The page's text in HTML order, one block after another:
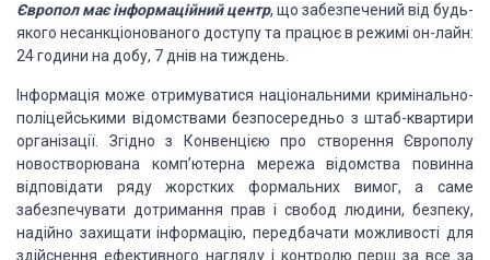
Європол має інформаційний центр, що забезпечений від будь-
якого несанкціонованого доступу та працює в режимі он-лайн:
24 години на добу, 7 днів на тиждень.
Інформація може отримуватися національними кримінально-
поліцейськими відомствами безпосередньо з штаб-квартири
організації. Згідно з Конвенцією про створення Європолу
новостворювана комп’ютерна мережа відомства повинна
відповідати ряду жорстких формальних вимог, а саме
забезпечувати дотримання прав і свобод людини, безпеку,
надійно захищати інформацію, передбачати можливості для
здійснення ефективного нагляду і контролю перш за все за